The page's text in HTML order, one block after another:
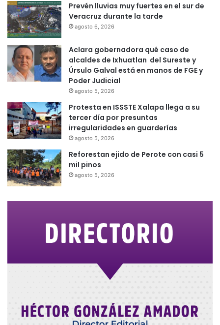
Prevén lluvias muy fuertes en el sur de
Veracruz durante la tarde
agosto 6, 2026
Aclara gobernadora qué caso de
alcaldes de Ixhuatlan del Sureste y
Úrsulo Galval está en manos de FGE y
Poder Judicial
agosto 5, 2026
Protesta en ISSSTE Xalapa llega a su
tercer día por presuntas
irregularidades en guarderías
agosto 5, 2026
Reforestan ejido de Perote con casi 5
mil pinos
agosto 5, 2026